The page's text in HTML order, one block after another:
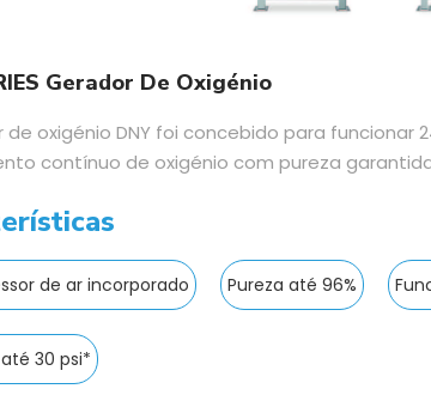
Gerador De Oxigénio
de oxigénio DNY foi concebido para funcionar
contínuo de oxigénio com pureza
de ar incorporado Pureza até 96%
30 psi*